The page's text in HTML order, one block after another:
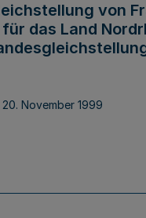
von
das Land
November 1999